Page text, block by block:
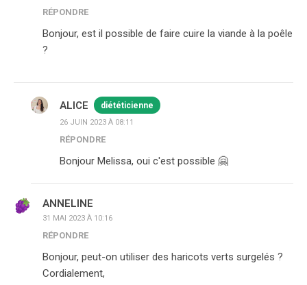
RÉPONDRE
Bonjour, est il possible de faire cuire la viande à la poêle
?
ALICE diététicienne
26 JUIN 2023 À 08:11
RÉPONDRE
Bonjour Melissa, oui c'est possible 🤗
ANNELINE
31 MAI 2023 À 10:16
RÉPONDRE
Bonjour, peut-on utiliser des haricots verts surgelés ?
Cordialement,